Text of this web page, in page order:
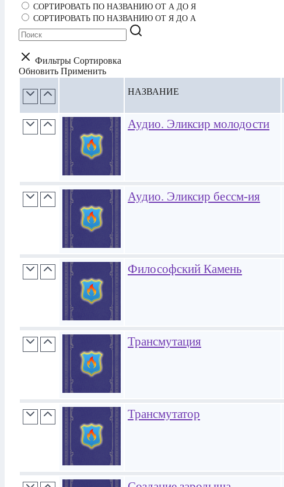
СОРТИРОВАТЬ ПО НАЗВАНИЮ ОТ А ДО Я
СОРТИРОВАТЬ ПО НАЗВАНИЮ ОТ Я ДО А
Фильтры Сортировка
Обновить Применить
НАЗВАНИЕ
Аудио. Эликсир молодости
Аудио. Эликсир бессм-ия
Философский Камень
Трансмутация
Трансмутатор